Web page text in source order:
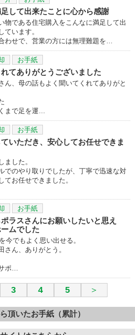
して出来たことに心から感謝
物である住宅購入をこんなに満足して出
ています。
わせで、営業の方には無理難題を…
お手紙
てありがとうございました
ん、母の話もよく聞いてくれてありがと
まで足を運…
お手紙
いただき、安心してお任せできま
ました。
でのやり取りでしたが、丁寧で迅速な対
てお任せできました。
お手紙
ラスさんにお願いしたいと思え
ムでした
今でもよく思い出せる。
さん、ありがとう。
ポ…
3 4 5 ＞
頂いたお手紙（累計）